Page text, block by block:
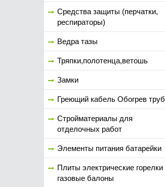
Средства защиты (перчатки,
респираторы)
Ведра тазы
Тряпки,полотенца,ветошь
Замки
Греющий кабель Обогрев труб
Стройматериалы для
отделочных работ
Элементы питания батарейки
Плиты электрические горелки
газовые балоны